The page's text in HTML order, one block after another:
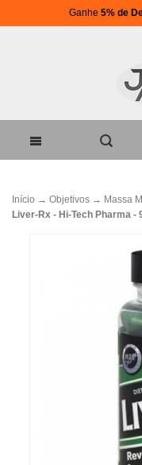
Ganhe 5% de
Início → Objetivos → Massa
Liver-Rx - Hi-Tech Pharma -